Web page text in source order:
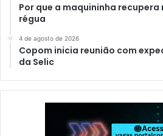
Por que a maquininha recupera
régua
4 de agosto de 2026
Copom inicia reunião com
da Selic